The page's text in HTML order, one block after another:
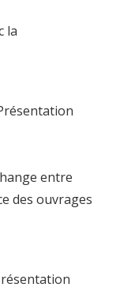
la
entre
des ouvrages